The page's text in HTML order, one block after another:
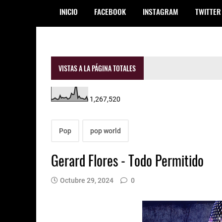
INICIO FACEBOOK INSTAGRAM TWITTER
VISTAS A LA PÁGINA TOTALES
1,267,520
Pop pop world
Gerard Flores - Todo Permitido
Octubre 29, 2024 0